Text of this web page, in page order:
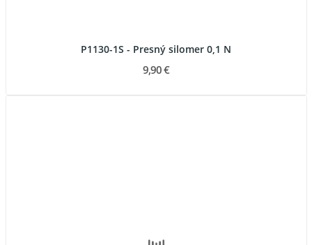
P1130-1S - Presný silomer 0,1 N
9,90 €